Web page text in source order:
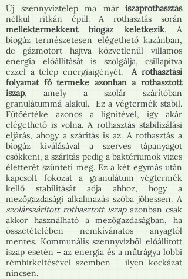
Új szennyvíztelep ma máriszaprothasztás
nélkül ritkán épül. A rothasztás során
melléktermékként biogáz keletkezik. A
biogáz természetesen elégethető kazánban,
de gázmotort hajtva közvetlenül villamos
energia előállítását is szolgálja, csillapítva
ezzel a telep energiaigényét.A rothasztási
folyamat fő terméke azonban a rothasztott
iszap, amely a szolár szárítóban
granulátummá alakul. Ez a végtermék stabil.
Fűtőértéke azonos a lignitével, így akár
elégethető is volna. A rothasztás stabilizálási
eljárás, ahogy a szárítás is az. A rothasztás a
biogáz kiválásával a szerves tápanyagot
csökkeni, a szárítás pedig a baktériumok vizes
életterét szünteti meg. Ez a két egymás után
kapcsolt fokozat a granulátum végtermék
kellő stabilitását adja ahhoz, hogy a
mezőgazdasági alkalmazás szóba jöhessen. A
szolárszárított rothasztott iszapazonban csak
akkor használható a mezőgazdaságban, ha
összetételében nemkívánatos anyagtól
mentes. Kommunális szennyvízből előállított
iszap esetén – az energia és a műtrágya lobbi
rémhírkeltésével szemben – ilyen kockázat
nincsen.